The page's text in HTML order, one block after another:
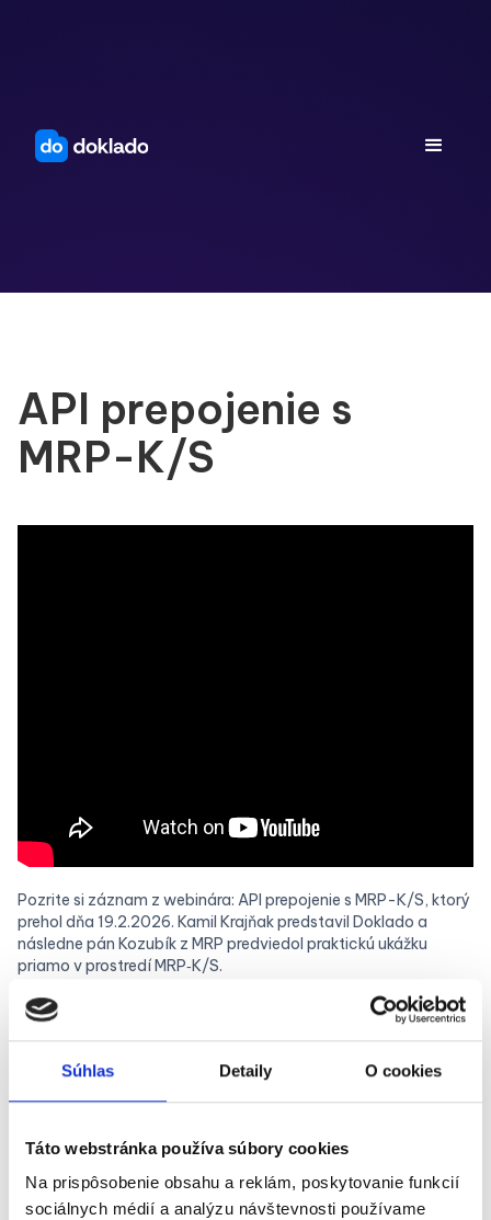
Súhlas Detaily O cookies
Táto webstránka používa súbory cookies
Na prispôsobenie obsahu a reklám, poskytovanie funkcií
sociálnych médií a analýzu návštevnosti používame
API prepojenie s
MRP-K/S
Pozrite si záznam z webinára: API prepojenie s MRP-K/S, ktorý
prehol dňa 19.2.2026. Kamil Krajňak predstavil Doklado a
následne pán Kozubík z MRP predviedol praktickú ukážku
priamo v prostredí MRP‑K/S.
✅ Aké výhody má API prepojenie s MRP-K/S
✅ Nastavenie firmy pre účtovanie v MRP-K/S
✅ Prenos interného čísla z MRP-K/S do Doklado
✅ Prenos linku do digitálneho archívu a PDF prílohy